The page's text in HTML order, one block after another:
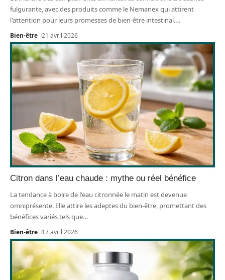
fulgurante, avec des produits comme le Nemanex qui attirent
l'attention pour leurs promesses de bien-être intestinal.…
Bien-être 21 avril 2026
Citron dans l’eau chaude : mythe ou réel bénéfice
La tendance à boire de l'eau citronnée le matin est devenue
omniprésente. Elle attire les adeptes du bien-être, promettant des
bénéfices variés tels que…
Bien-être 17 avril 2026